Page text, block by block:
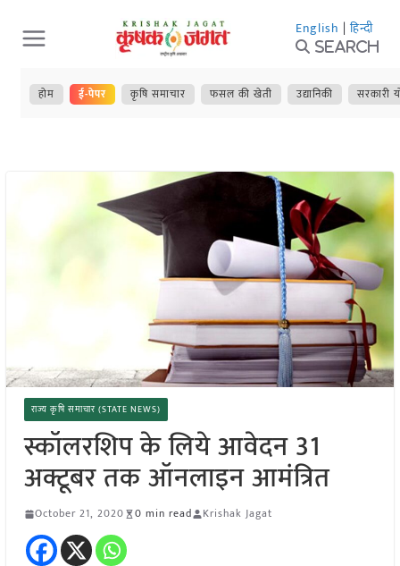
Skip
to
content
English | हिन्दी
Search
होम ई-पेपर कृषि समाचार फसल की खेती उद्यानिकी सरकारी
राज्य कृषि समाचार (STATE NEWS)
स्कॉलरशिप के लिये आवेदन 31
अक्टूबर तक ऑनलाइन आमंत्रित
October 21, 2020 0 min read Krishak Jagat